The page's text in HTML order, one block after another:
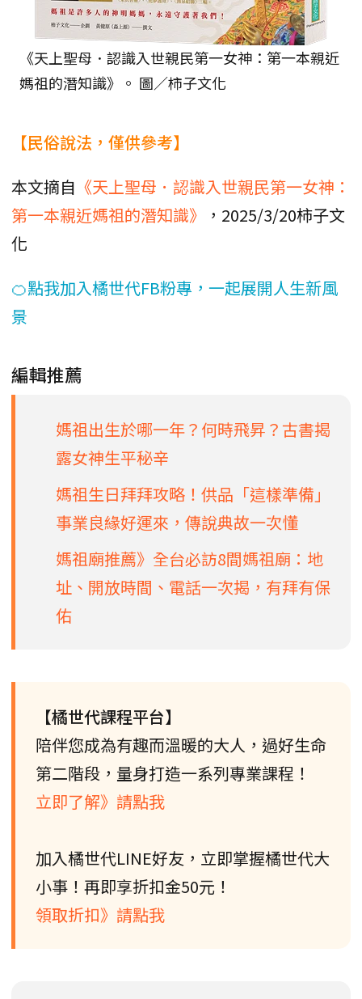
《天上聖母．認識入世親民第一女神：第一本親近
媽祖的潛知識》。 圖／柿子文化
【民俗說法，僅供參考】
本文摘自 《天上聖母．認識入世親民第一女神：
第一本親近媽祖的潛知識》
，2025/3/20柿子文
化
🍊點我加入橘世代FB粉專，一起展開人生新風
景
編輯推薦
媽祖出生於哪一年？何時飛昇？古書揭
露女神生平秘辛
媽祖生日拜拜攻略！供品「這樣準備」
事業良緣好運來，傳說典故一次懂
媽祖廟推薦》全台必訪8間媽祖廟：地
址、開放時間、電話一次揭，有拜有保
佑
【橘世代課程平台】
陪伴您成為有趣而溫暖的大人，過好生命
第二階段，量身打造一系列專業課程！
立即了解》請點我
加入橘世代LINE好友，立即掌握橘世代大
小事！再即享折扣金50元！
領取折扣》請點我